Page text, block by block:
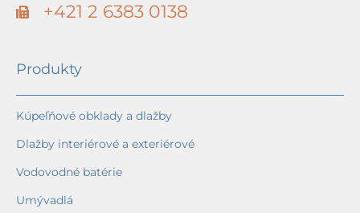
+421 2 6383 0138
Produkty
Kúpeľňové obklady a dlažby
Dlažby interiérové a exteriérové
Vodovodné batérie
Umývadlá